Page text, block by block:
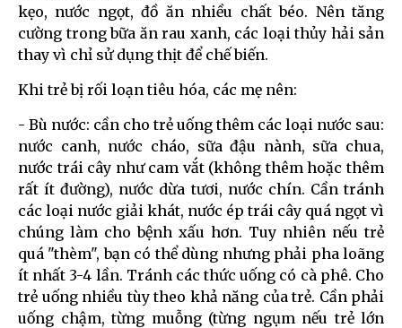
kẹo, nước ngọt, đồ ăn nhiều chất béo. Nên tăng
cường trong bữa ăn rau xanh, các loại thủy hải sản
thay vì chỉ sử dụng thịt để chế biến.
Khi trẻ bị rối loạn tiêu hóa, các mẹ nên:
- Bù nước: cần cho trẻ uống thêm các loại nước sau:
nước canh, nước cháo, sữa đậu nành, sữa chua,
nước trái cây như cam vắt (không thêm hoặc thêm
rất ít đường), nước dừa tươi, nước chín. Cần tránh
các loại nước giải khát, nước ép trái cây quá ngọt vì
chúng làm cho bệnh xấu hơn. Tuy nhiên nếu trẻ
quá "thèm", bạn có thể dùng nhưng phải pha loãng
ít nhất 3-4 lần. Tránh các thức uống có cà phê. Cho
trẻ uống nhiều tùy theo khả năng của trẻ. Cần phải
uống chậm, từng muỗng (từng ngụm nếu trẻ lớn